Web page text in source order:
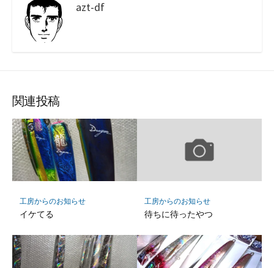
azt-df
関連投稿
工房からのお知らせ
イケてる
工房からのお知らせ
待ちに待ったやつ